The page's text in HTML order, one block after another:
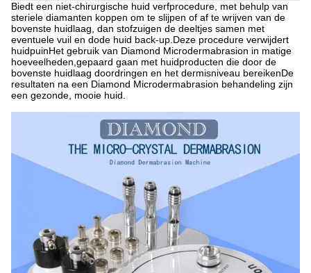
Biedt een niet-chirurgische huid verfprocedure, met behulp van
steriele diamanten koppen om te slijpen of af te wrijven van de
bovenste huidlaag, dan stofzuigen de deeltjes samen met
eventuele vuil en dode huid back-up.Deze procedure verwijdert
huidpuinHet gebruik van Diamond Microdermabrasion in matige
hoeveelheden,gepaard gaan met huidproducten die door de
bovenste huidlaag doordringen en het dermisniveau bereikenDe
resultaten na een Diamond Microdermabrasion behandeling zijn
een gezonde, mooie huid.